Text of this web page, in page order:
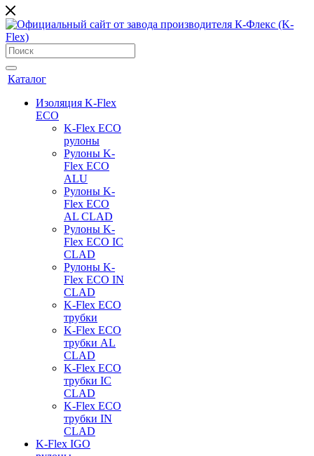
Каталог
Изоляция K-Flex
ECO
K-Flex ECO
рулоны
Рулоны K-
Flex ECO
ALU
Рулоны K-
Flex ECO
AL CLAD
Рулоны K-
Flex ECO IC
CLAD
Рулоны K-
Flex ECO IN
CLAD
K-Flex ECO
трубки
K-Flex ECO
трубки AL
CLAD
K-Flex ECO
трубки IC
CLAD
K-Flex ECO
трубки IN
CLAD
K-Flex IGO